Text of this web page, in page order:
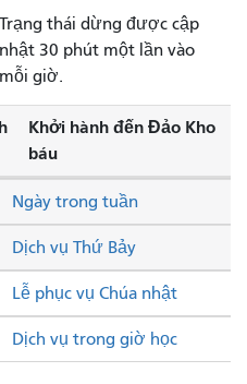
Trạng thái dừng được cập
nhật 30 phút một lần vào
mỗi giờ.
Khởi hành đến Đảo Kho
báu
Dịch vụ Thứ Bảy
Lễ phục vụ Chúa nhật
Ngày trong tuần
Dịch vụ trong giờ học